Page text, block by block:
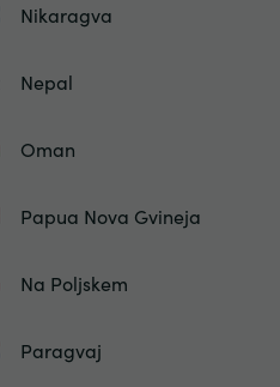
Nikaragva
Nepal
Oman
Papua Nova Gvineja
Na Poljskem
Paragvaj